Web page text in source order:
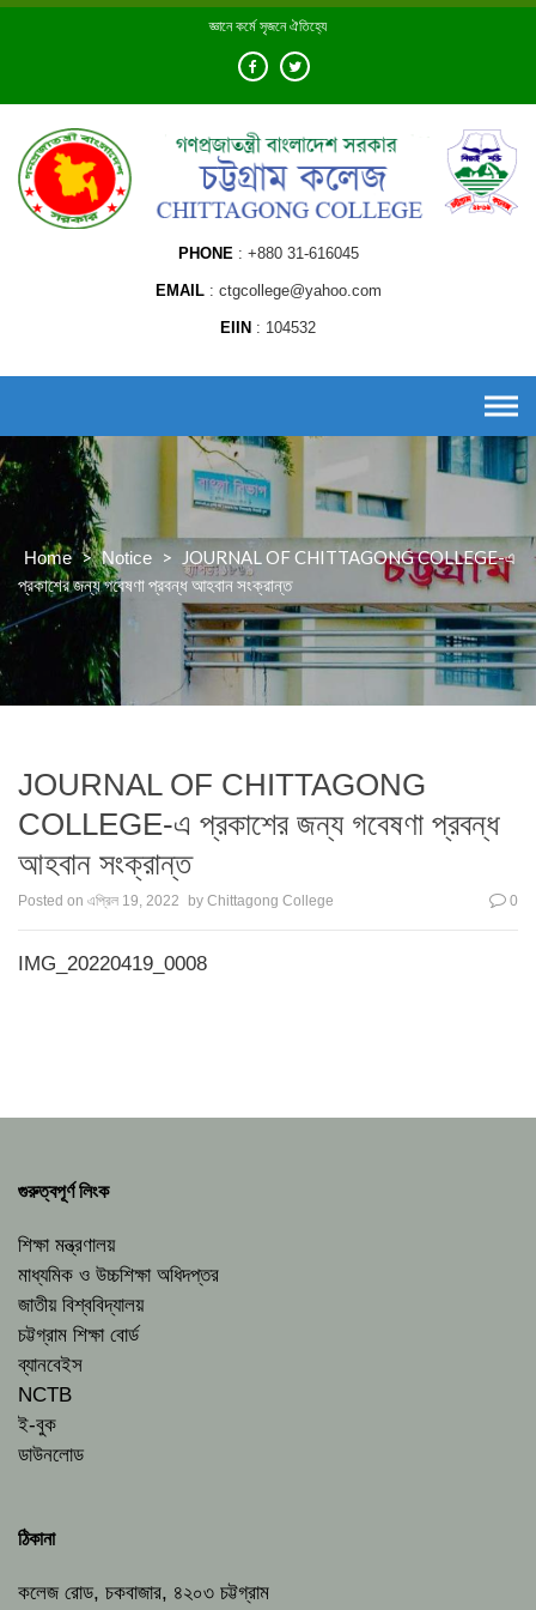
Skip
জ্ঞানে কর্মে সৃজনে ঐতিহ্যে
PHONE +880 31-616045
EMAIL ctgcollege@yahoo.com
EIIN 104532
Home > Notice >
JOURNAL OF CHITTAGONG COLLEGE-এ
প্রকাশের জন্য গবেষণা প্রবন্ধ আহবান সংক্রান্ত
JOURNAL OF CHITTAGONG
COLLEGE-এ প্রকাশের জন্য গবেষণা প্রবন্ধ
আহবান সংক্রান্ত
Posted on এপ্রিল 19, 2022 by Chittagong College 0
IMG_20220419_0008
গুরুত্বপূর্ণ লিংক
শিক্ষা মন্ত্রণালয়
মাধ্যমিক ও উচ্চশিক্ষা অধিদপ্তর
জাতীয় বিশ্ববিদ্যালয়
চট্টগ্রাম শিক্ষা বোর্ড
ব্যানবেইস
NCTB
ই-বুক
ডাউনলোড
ঠিকানা
কলেজ রোড, চকবাজার, ৪২০৩ চট্টগ্রাম